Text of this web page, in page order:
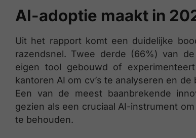
AI-adoptie maakt in
Uit het rapport komt een duidelijke
razendsnel. Twee derde (66%) van
eigen tool gebouwd of
kantoren AI om cv’s te analyseren en
Een van de meest baanbrekende
gezien als een cruciaal AI-instrument
te behouden.